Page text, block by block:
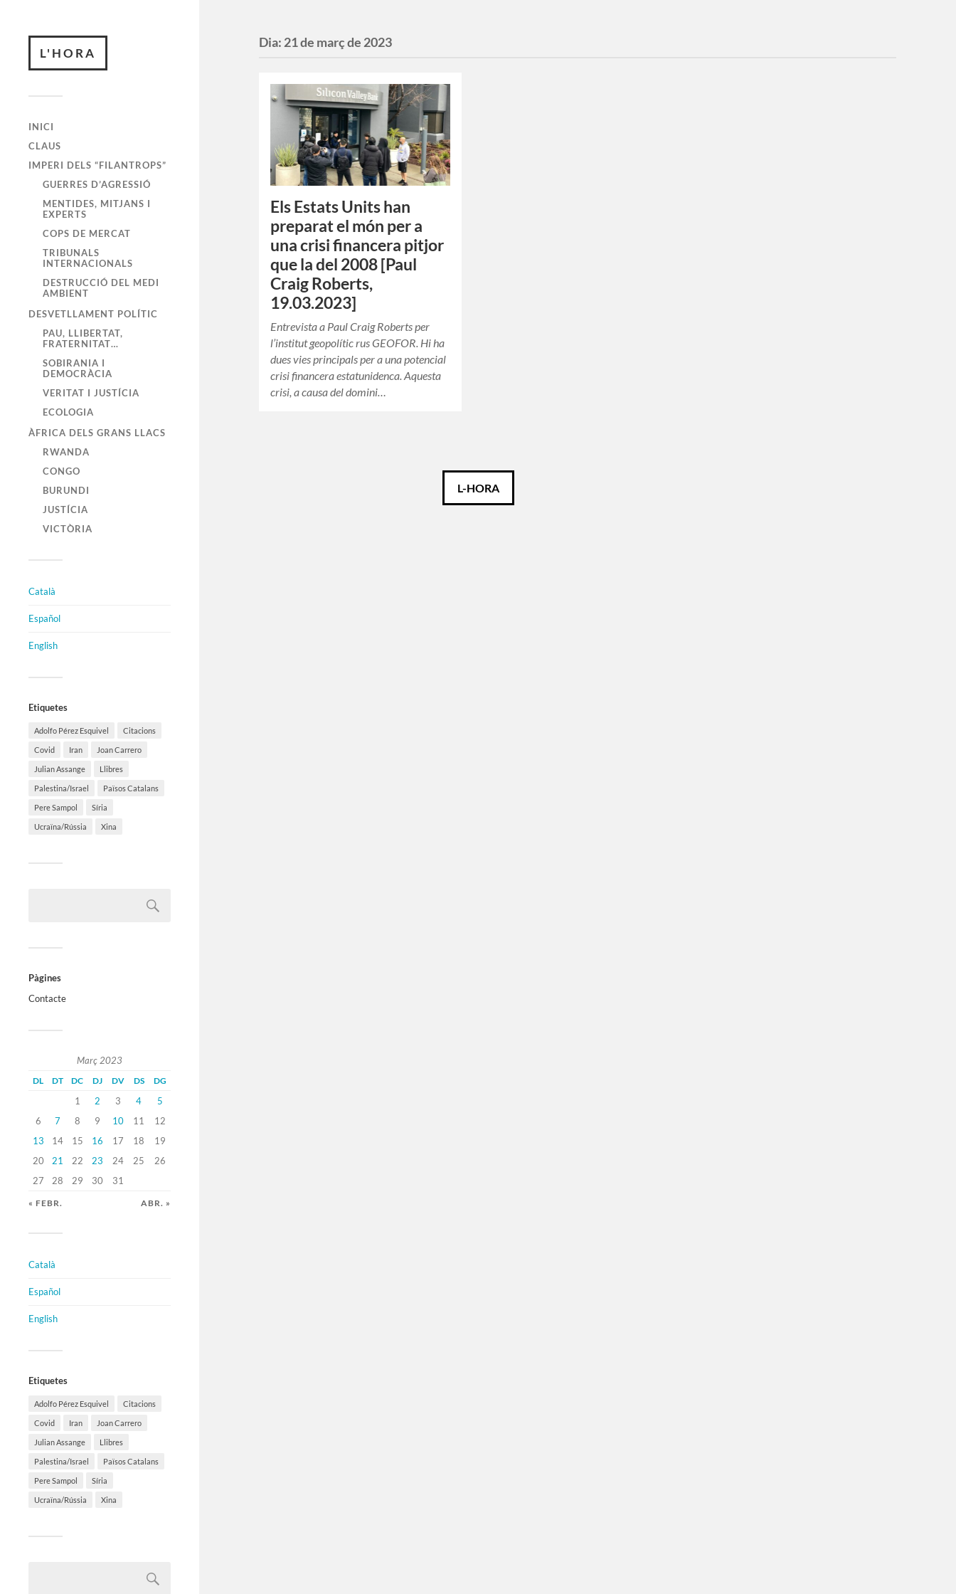
L'HORA
INICI
CLAUS
IMPERI DELS “FILANTROPS”
GUERRES D’AGRESSIÓ
MENTIDES, MITJANS I
EXPERTS
COPS DE MERCAT
TRIBUNALS
INTERNACIONALS
DESTRUCCIÓ DEL MEDI
AMBIENT
DESVETLLAMENT POLÍTIC
PAU, LLIBERTAT,
FRATERNITAT…
SOBIRANIA I
DEMOCRÀCIA
VERITAT I JUSTÍCIA
ECOLOGIA
ÀFRICA DELS GRANS LLACS
RWANDA
CONGO
BURUNDI
JUSTÍCIA
VICTÒRIA
Català
Español
English
Etiquetes
Adolfo Pérez Esquivel Citacions
Covid Iran Joan Carrero
Julian Assange Llibres
Palestina/Israel Països Catalans
Pere Sampol Síria
Ucraïna/Rússia Xina
Pàgines
Contacte
Març 2023
DL DT DC DJ DV DS DG
1 2 3 4
5
6
7 8 9 10 11
12
13
14 15 16 17 18
19
20
21 22 23 24 25
26
27
28 29 30 31
« FEBR. ABR. »
Català
Español
English
Etiquetes
Adolfo Pérez Esquivel Citacions
Covid Iran Joan Carrero
Julian Assange Llibres
Palestina/Israel Països Catalans
Pere Sampol Síria
Ucraïna/Rússia Xina
Dia: 21 de març de 2023
Els Estats Units han
preparat el món per a
una crisi financera pitjor
que la del 2008 [Paul
Craig Roberts,
19.03.2023]
Entrevista a Paul Craig Roberts per
l’institut geopolític rus GEOFOR. Hi ha
dues vies principals per a una potencial
crisi financera estatunidenca. Aquesta
crisi, a causa del domini…
L-HORA